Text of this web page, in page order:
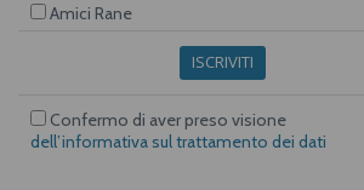
Amici Rane
ISCRIVITI
Confermo di aver preso visione
dell’informativa sul trattamento dei dati